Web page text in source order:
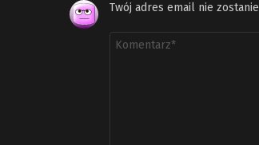
Twój adres email nie
Komentarz